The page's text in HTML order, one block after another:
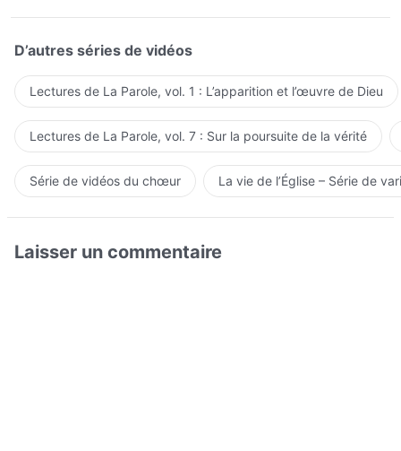
D’autres séries de vidéos
Lectures de La Parole, vol. 1 : L’apparition et l’œuvre de Dieu
Lectures de La Parole, vol. 7 : Sur la poursuite de la vérité
Série de vidéos du chœur La vie de l’Église – Série de
Laisser un commentaire